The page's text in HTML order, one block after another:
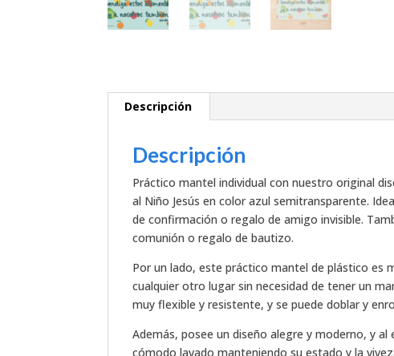
Descripción
Descripción
Práctico mantel individual con nuestro original
al Niño Jesús en color azul semitransparente.
de confirmación o regalo de amigo invisible.
comunión o regalo de bautizo.
Por un lado, este práctico mantel de plástico es
cualquier otro lugar sin necesidad de tener un
muy flexible y resistente, y se puede doblar y
Además, posee un diseño alegre y moderno, y
cómodo lavado manteniendo su estado y la